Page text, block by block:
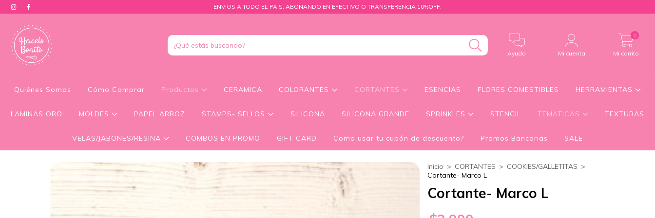
ENVIOS A TODO EL PAIS. ABONANDO EN EFECTIVO O TRANSFERENCIA 10%OFF.
Ayuda Mi cuenta Mi carrito
0
Quiénes Somos Cómo Comprar Productos CERAMICA COLORANTES CORTANTES ESENCIAS FLORES COMESTIBLES HERRAMIENTAS
LAMINAS ORO MOLDES PAPEL ARROZ STAMPS- SELLOS SILICONA SILICONA GRANDE SPRINKLES STENCIL TEMATICAS TEXTURAS
VELAS/JABONES/RESINA COMBOS EN PROMO GIFT CARD Como usar tu cupón de descuento? Promos Bancarias SALE
Inicio > CORTANTES > COOKIES/GALLETITAS >
Cortante- Marco L
Cortante- Marco L